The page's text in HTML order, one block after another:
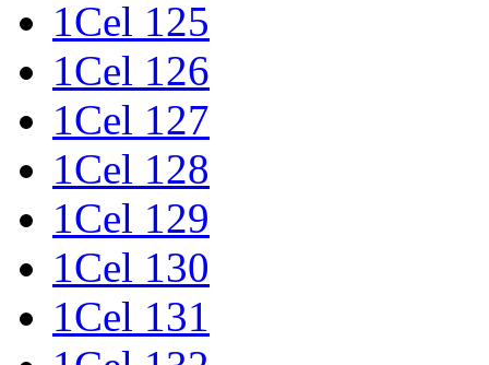
1Cel 125
1Cel 126
1Cel 127
1Cel 128
1Cel 129
1Cel 130
1Cel 131